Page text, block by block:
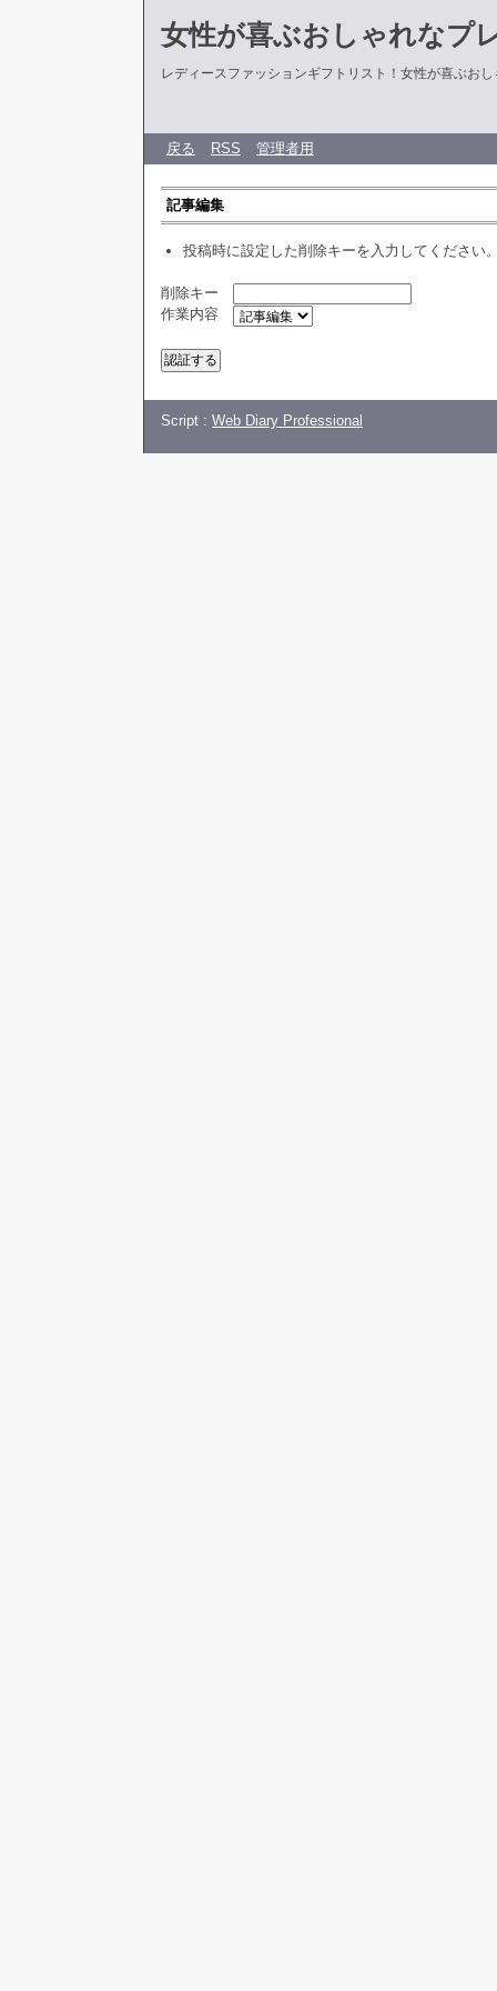
女性が喜ぶおしゃれなプ
レディースファッションギフトリスト！女性が喜ぶお
戻る RSS 管理者用
記事編集
投稿時に設定した削除キーを入力してください
削除キー
作業内容
Script : Web Diary Professional